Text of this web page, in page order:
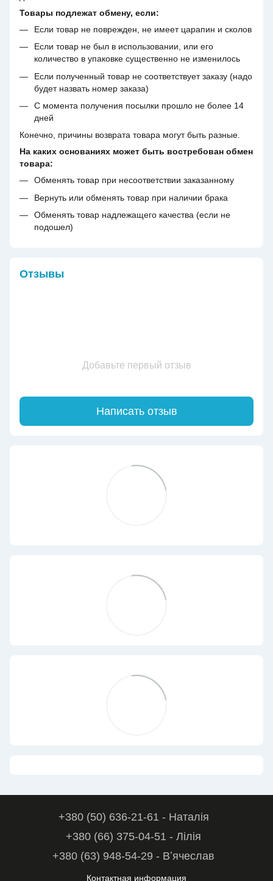
Товары подлежат обмену, если:
Если товар не поврежден, не имеет царапин и сколов
Если товар не был в использовании, или его
количество в упаковке существенно не изменилось
Если полученный товар не соответствует заказу (надо
будет назвать номер заказа)
С момента получения посылки прошло не более 14
дней
Конечно, причины возврата товара могут быть разные.
На каких основаниях может быть востребован обмен
товара:
Обменять товар при несоответствии заказанному
Вернуть или обменять товар при наличии брака
Обменять товар надлежащего качества (если не
подошел)
Отзывы
Добавьте первый отзыв
Написать отзыв
+380 (50) 636-21-61 - Наталія
+380 (66) 375-04-51 - Лілія
+380 (63) 948-54-29 - Вʼячеслав
Контактная информация